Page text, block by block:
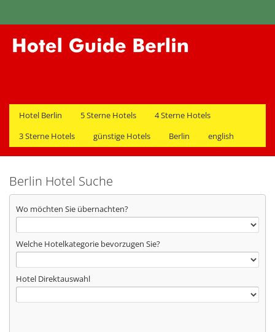
Hotel Berlin 5 Sterne Hotels
4 Sterne Hotels
3 Sterne Hotels
günstige Hotels Berlin english
Berlin Hotel Suche
Wo möchten Sie übernachten?
Welche Hotelkategorie bevorzugen Sie?
Hotel Direktauswahl